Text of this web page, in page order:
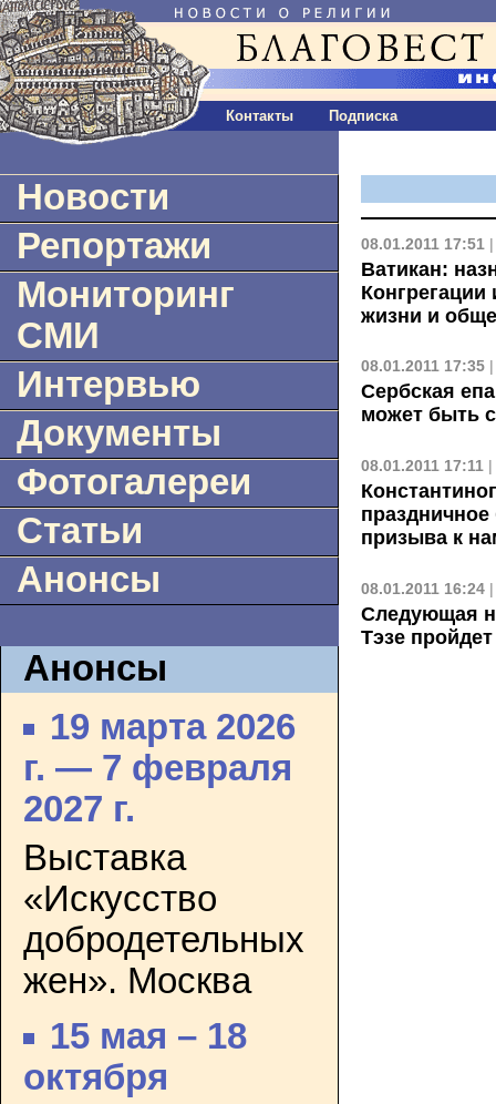
Контакты Подписка
Новости
Репортажи
Мониторинг
СМИ
Интервью
Документы
Фотогалереи
Статьи
Анонсы
Анонсы
19 марта 2026
г. — 7 февраля
2027 г.
Выставка
«Искусство
добродетельных
жен». Москва
15 мая – 18
октября
08.01.2011 17:51
Ватикан:
жизни и
08.01.2011 17:35
Сербская
может быть
08.01.2011 17:11 |
призыва к
08.01.2011 16:24
Следующая
Тэзе